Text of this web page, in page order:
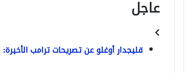
عاجل
قليجدار أوغلو عن تصريحات ترامب